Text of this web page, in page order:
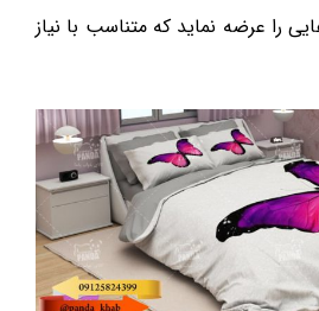
را عرضه نماید که متناسب با نیاز